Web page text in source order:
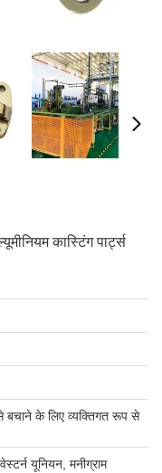
कास्टिंग पार्ट्स
बचाने के लिए व्यक्तिगत रूप से
यूनियन, मनीग्राम